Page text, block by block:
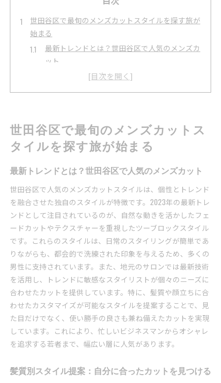
世田谷区で最旬のメンズカットスタイルを探す旅が
始まる
最新トレンドとは？世田谷区で人気のメンズカ
ット
髪質別スタイル提案：自分に合ったカットを見
地域限定！世田谷区の隠れ家的ヘアサロン
世田谷区でのメンズカットの体験談
テクノロジーの進化がもたらす新しいカット技
術
個性を引き立てるカットデザインの考え方
世田谷区のサロンが提供するカスタマイズオプ
ション
プロの技が光る！注目のカットテクニック
世田谷区で実現するあなたらしいヘアスタイル
メンズカットにおける最新の施術法を紹介
トレンドを押さえた世田谷のメンズカットの魅力と
は
ファッションとリンクするメンズカットの可能
性
世田谷区でのエッジィなスタイルの実現法
要性
世田谷区で最旬のメンズカットス
タイルを探す旅が始まる
最新トレンドとは？世田谷区で人気のメンズカット
世田谷区で人気のメンズカットスタイルは、個性とトレンド
を融合させた独自のスタイルが特徴です。2023年の最新トレ
ンドとして注目されているのが、自然な動きを活かしたフェ
ードカットやテクスチャーを重視したツーブロックスタイル
です。これらのスタイルは、日常のスタイリングが簡単であ
りながらも、都会的で洗練された印象を与えるため、多くの
男性に支持されています。また、地元のサロンでは最新技術
を活用し、トレンドに敏感なスタイリストが個々のニーズに
合わせたカットを提供しています。特に、髪質や顔立ちに合
わせたカスタマイズが可能なスタイルを提案することで、見
た目だけでなく、使い勝手の良さも兼ね備えたカットを実現
しています。これにより、忙しいビジネスマンからオシャレ
を追求する若者まで、幅広い層に人気があります。
髪質別スタイル提案：自分に合ったカットを見つける